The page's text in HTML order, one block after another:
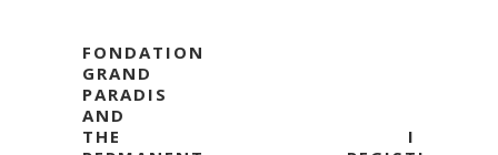
FONDATION
GRAND
PARADIS
AND
THE
I